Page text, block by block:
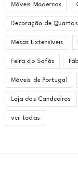
Móveis Modernos
Decoração de Quartos
Mesas Extensíveis
Feira do Sofás
Móveis de Portugal
Loja dos Candeeiros
ver todas